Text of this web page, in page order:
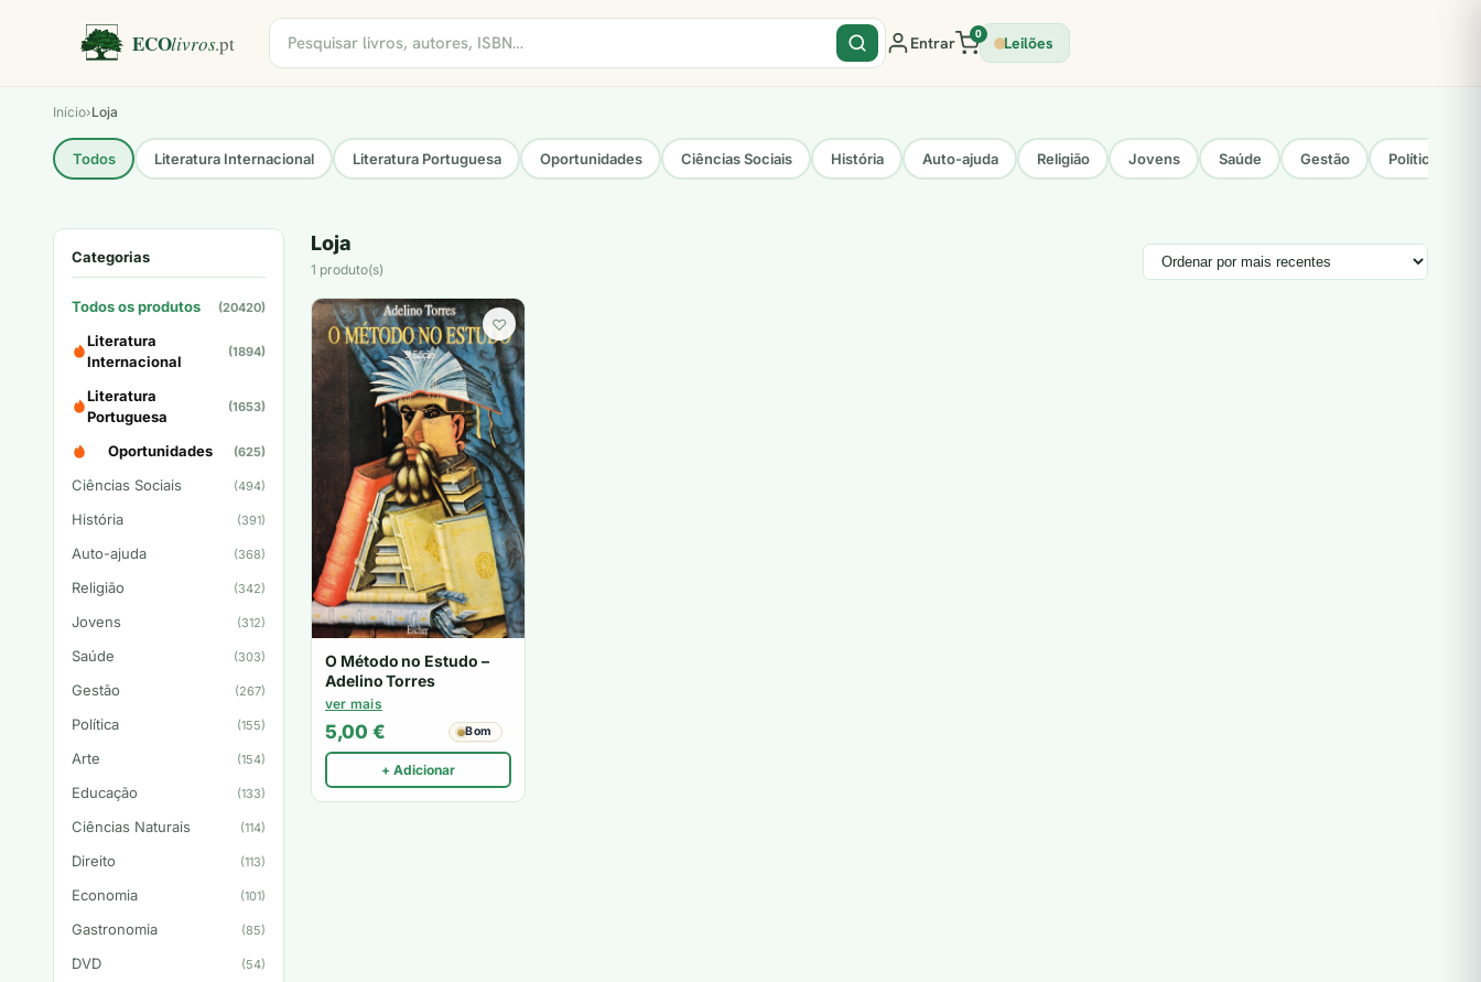
Entrar 0 Leilões
Início›Loja
Todos Literatura Internacional Literatura Portuguesa Oportunidades Ciências Sociais História Auto-ajuda Religião Jovens Saúde Gestão Política
Categorias
Todos os produtos (20420)
Literatura
Internacional
(1894)
Literatura
Portuguesa
(1653)
Oportunidades (625)
Ciências Sociais (494)
História (391)
Auto-ajuda (368)
Religião (342)
Jovens (312)
Saúde (303)
Gestão (267)
Política (155)
Arte (154)
Educação (133)
Ciências Naturais (114)
Direito (113)
Economia (101)
Gastronomia (85)
DVD (54)
Loja
1 produto(s)
♡
O Método no Estudo –
Adelino Torres
ver mais
5,00 € Bom
+ Adicionar